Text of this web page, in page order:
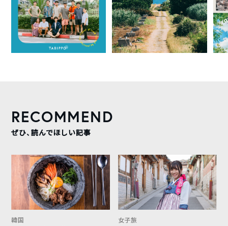
RECOMMEND
ぜひ、読んでほしい記事
韓国 女子旅